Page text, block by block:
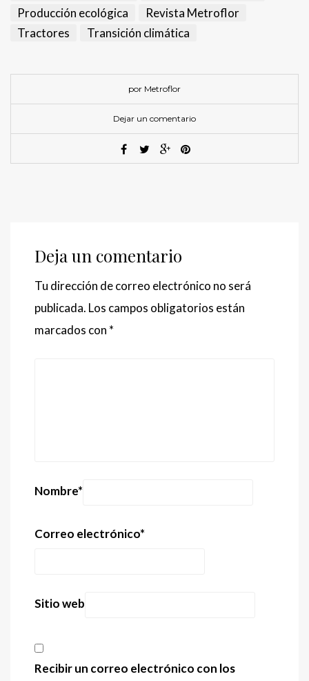
Producción ecológica
Revista Metroflor
Tractores
Transición climática
por Metroflor
Dejar un comentario
Deja un comentario
Tu dirección de correo electrónico no será
publicada. Los campos obligatorios están
marcados con *
Nombre*
Correo electrónico*
Sitio web
Recibir un correo electrónico con los